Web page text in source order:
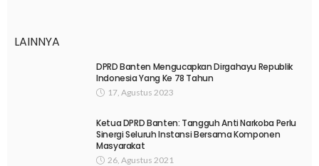
LAINNYA
DPRD Banten Mengucapkan Dirgahayu Republik
Indonesia Yang Ke 78 Tahun
17, Agustus 2023
Ketua DPRD Banten: Tangguh Anti Narkoba Perlu
Sinergi Seluruh Instansi Bersama Komponen
Masyarakat
26, Agustus 2021